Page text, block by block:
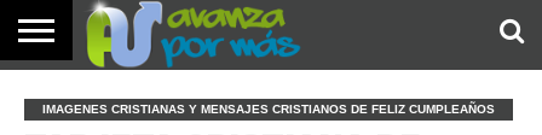
PALABRA
DE HOY
DEVOCIONALES
NOTICIAS
TESTIMONIOS
ORACIONES
SOBRE
NOSOTROS
IMÁGENES
IMAGENES CRISTIANAS Y MENSAJES CRISTIANOS DE FELIZ CUMPLEAÑOS